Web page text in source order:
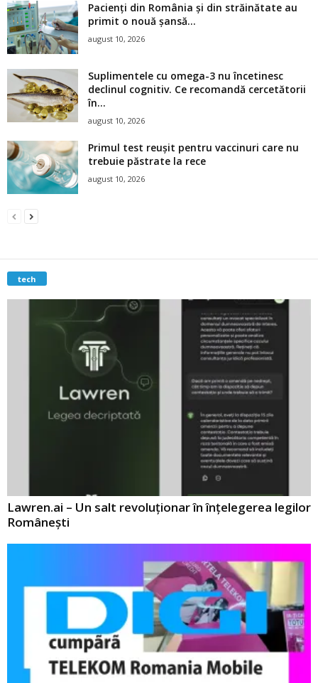
Pacienți din România și din străinătate au
primit o nouă șansă...
august 10, 2026
Suplimentele cu omega-3 nu încetinesc
declinul cognitiv. Ce recomandă cercetătorii
în...
august 10, 2026
Primul test reușit pentru vaccinuri care nu
trebuie păstrate la rece
august 10, 2026
tech
Lawren.ai – Un salt revoluționar în înțelegerea legilor
Românești